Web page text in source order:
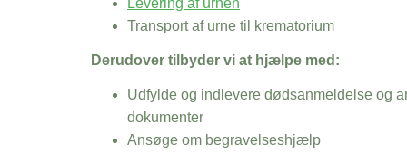
Levering af urnen
Transport af urne til krematorium
Derudover tilbyder vi at hjælpe med:
Udfylde og indlevere dødsanmeldelse og
dokumenter
Ansøge om begravelseshjælp